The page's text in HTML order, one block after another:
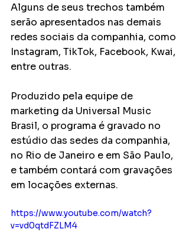
Alguns de seus trechos também
serão apresentados nas demais
redes sociais da companhia, como
Instagram, TikTok, Facebook, Kwai,
entre outras.
Produzido pela equipe de
marketing da Universal Music
Brasil, o programa é gravado no
estúdio das sedes da companhia,
no Rio de Janeiro e em São Paulo,
e também contará com gravações
em locações externas.
https://www.youtube.com/watch?
v=vd0qtdFZLM4